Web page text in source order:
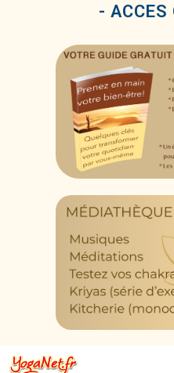
- ACCES